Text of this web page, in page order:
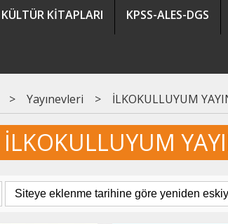
KÜLTÜR KİTAPLARI KPSS-ALES-DGS
> Yayınevleri > İLKOKULLUYUM
İLKOKULLUYUM